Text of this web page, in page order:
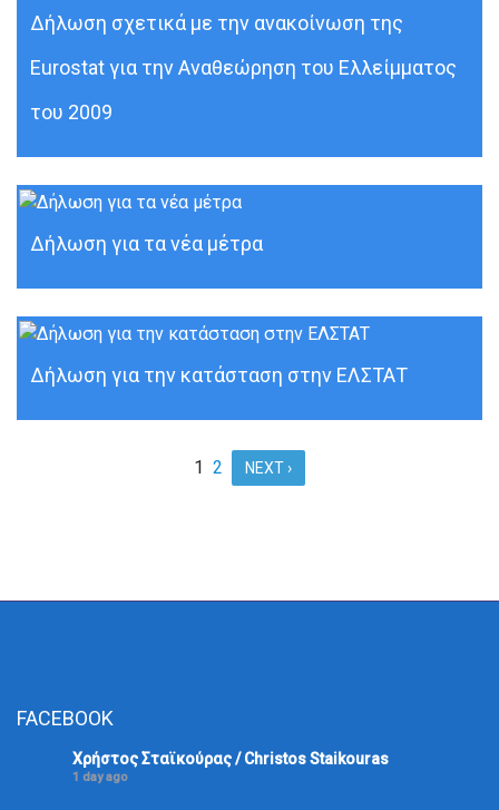
Δήλωση σχετικά με την ανακοίνωση της
Eurostat για την Αναθεώρηση του Ελλείμματος
του 2009
Δήλωση για τα νέα μέτρα
Δήλωση για την κατάσταση στην ΕΛΣΤΑΤ
1 2 NEXT ›
FACEBOOK
Χρήστος Σταϊκούρας / Christos Staikouras
1 day ago